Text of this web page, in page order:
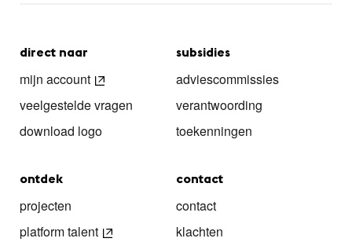
direct naar
mijn account
veelgestelde vragen
download logo
subsidies
adviescommissies
verantwoording
toekenningen
ontdek
projecten
platform talent
contact
contact
klachten